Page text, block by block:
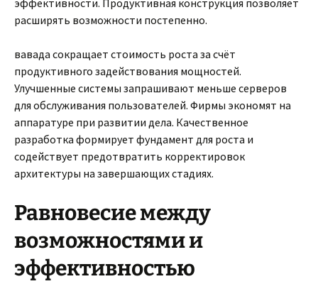
эффективности. Продуктивная конструкция позволяет
расширять возможности постепенно.
вавада сокращает стоимость роста за счёт
продуктивного задействования мощностей.
Улучшенные системы запрашивают меньше серверов
для обслуживания пользователей. Фирмы экономят на
аппаратуре при развитии дела. Качественное
разработка формирует фундамент для роста и
содействует предотвратить корректировок
архитектуры на завершающих стадиях.
Равновесие между
возможностями и
эффективностью